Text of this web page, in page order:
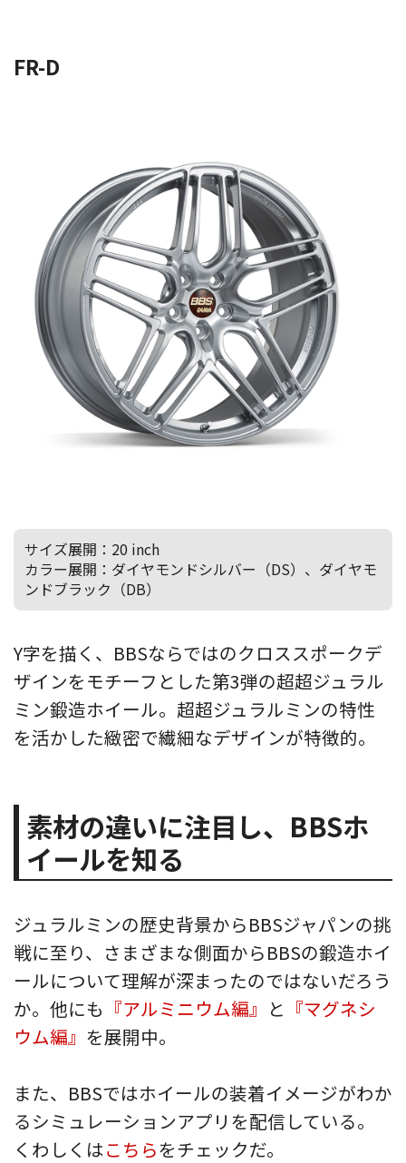
FR-D
サイズ展開：20 inch
カラー展開：ダイヤモンドシルバー（DS）、ダイヤモ
ンドブラック（DB）
Y字を描く、BBSならではのクロススポークデ
ザインをモチーフとした第3弾の超超ジュラル
ミン鍛造ホイール。超超ジュラルミンの特性
を活かした緻密で繊細なデザインが特徴的。
素材の違いに注目し、BBSホ
イールを知る
ジュラルミンの歴史背景からBBSジャパンの挑
戦に至り、さまざまな側面からBBSの鍛造ホイ
ールについて理解が深まったのではないだろう
か。他にも 『アルミニウム編』 と 『マグネシ
ウム編』 を展開中。
また、BBSではホイールの装着イメージがわか
るシミュレーションアプリを配信している。
くわしくはこちらをチェックだ。